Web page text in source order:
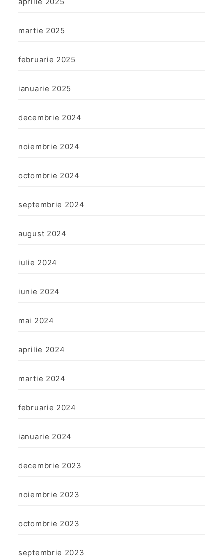
martie 2025
februarie 2025
ianuarie 2025
decembrie 2024
noiembrie 2024
octombrie 2024
septembrie 2024
august 2024
iulie 2024
iunie 2024
mai 2024
aprilie 2024
martie 2024
februarie 2024
ianuarie 2024
decembrie 2023
noiembrie 2023
octombrie 2023
septembrie 2023